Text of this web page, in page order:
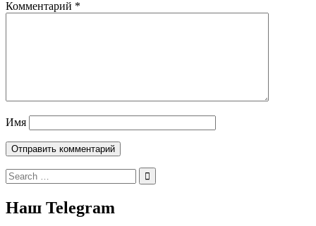
Комментарий *
Имя
Search
for:
Наш Telegram